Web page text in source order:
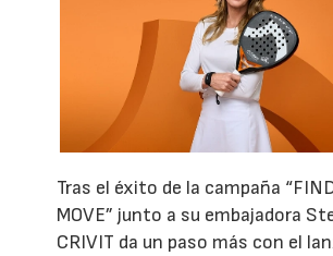
Tras el éxito de la campaña
MOVE” junto a su embajadora
CRIVIT da un paso más con el